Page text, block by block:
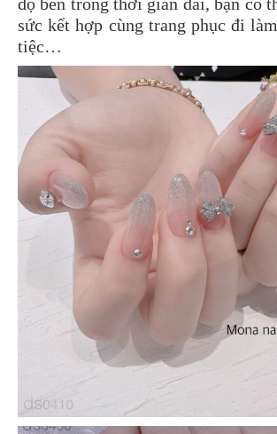
sức kết hợp cùng trang phục đi
tiệc…